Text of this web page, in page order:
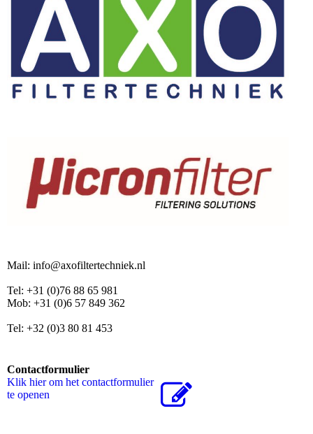
Mail: info@axofiltertechniek.nl
Tel: +31 (0)76 88 65 981
Mob: +31 (0)6 57 849 362
Tel: +32 (0)3 80 81 453
Contactformulier
Klik hier om het contactformulier
te openen